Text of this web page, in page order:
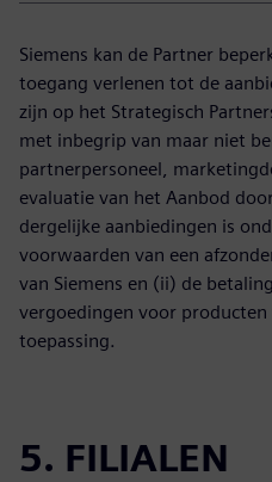
Siemens kan de Partner
toegang verlenen tot de
zijn op het Strategisch
met inbegrip van maar niet
partnerpersoneel,
evaluatie van het Aanbod
dergelijke aanbiedingen is
voorwaarden van een
van Siemens en (ii) de
vergoedingen voor
toepassing.
5. FILIALEN